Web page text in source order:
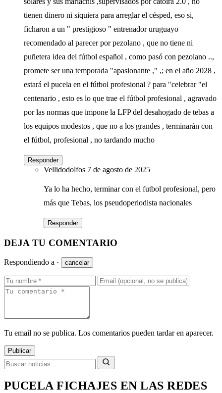
tienen dinero ni siquiera para arreglar el césped, eso si,
ficharon a un " prestigioso " entrenador uruguayo
recomendado al parecer por pezolano , que no tiene ni
puñetera idea del fútbol español , como pasó con pezolano ..,
promete ser una temporada "apasionante ," ,; en el año 2028 ,
estará el pucela en el fútbol profesional ? para "celebrar "el
centenario , esto es lo que trae el fútbol profesional , agravado
por las normas que impone la LFP del desahogado de tebas a
los equipos modestos , que no a los grandes , terminarán con
el fútbol, profesional , no tardando mucho
Responder
Vellidodolfos 7 de agosto de 2025
Ya lo ha hecho, terminar con el futbol profesional, pero
más que Tebas, los pseudoperiodista nacionales
Responder
DEJA TU COMENTARIO
Respondiendo a · cancelar
Tu email no se publica. Los comentarios pueden tardar en aparecer.
Publicar
PUCELA FICHAJES EN LAS REDES